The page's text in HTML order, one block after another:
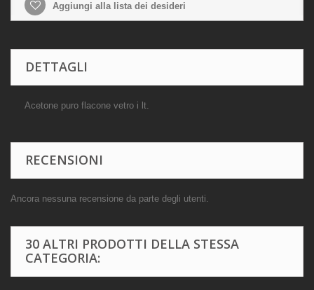
Aggiungi alla lista dei desideri
DETTAGLI
Acetone puro flacone vetro i lt.
RECENSIONI
Ancora nessuna recensione da parte degli utenti.
30 ALTRI PRODOTTI DELLA STESSA
CATEGORIA: